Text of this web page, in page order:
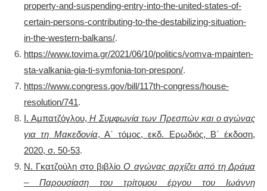
property-and-suspending-entry-into-the-united-states-of-
certain-persons-contributing-to-the-destabilizing-situation-
in-the-western-balkans/.
https://www.tovima.gr/2021/06/10/politics/vomva-mpainten-
sta-valkania-gia-ti-symfonia-ton-prespon/.
https://www.congress.gov/bill/117th-congress/house-
resolution/741.
Ι. Αμπατζόγλου, Η Συμφωνία των Πρεσπών και ο αγώνας
για τη Μακεδονία, Α΄ τόμος, εκδ. Ερωδιός, Β΄ έκδοση,
2020, σ. 50-53.
Ν. Γκατζούλη στο βιβλίοΟ αγώνας αρχίζει από τη Δράμα
– Παρουσίαση του τρίτομου έργου του Ιωάννη